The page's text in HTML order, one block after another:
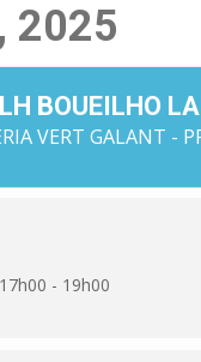
2025
BOUEILHO
VERT GALANT -
- 19h00